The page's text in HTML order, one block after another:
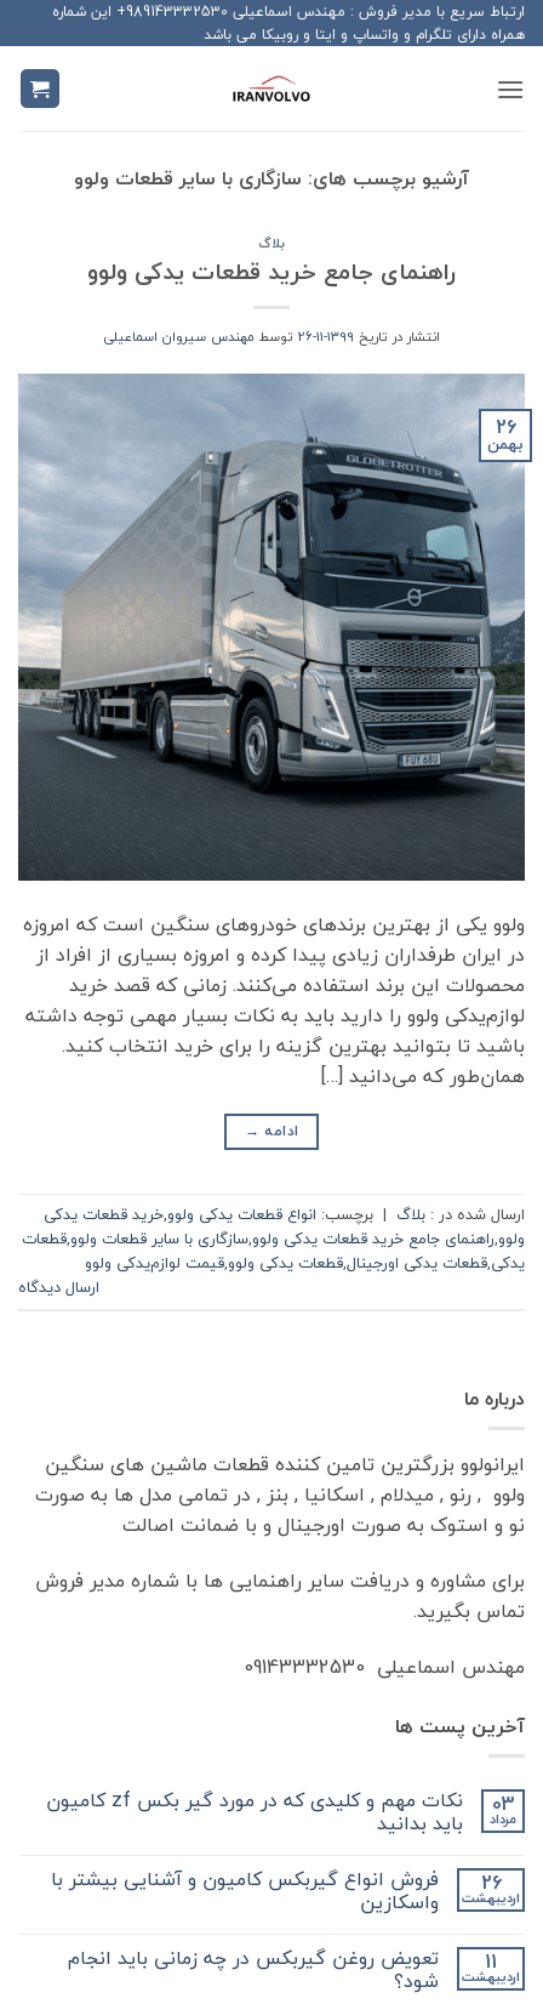
Skip
to
content
ارتباط سریع با مدیر فروش : مهندس اسماعیلی 989143332530+ این شماره
همراه دارای تلگرام و واتساپ و ایتا و روبیکا می باشد
آرشیو برچسب های: سازگاری با سایر قطعات ولوو
بلاگ
راهنمای جامع خرید قطعات یدکی ولوو
انتشار در تاریخ 1399-11-26 توسط مهندس سیروان اسماعیلی
26
بهمن
ولوو یکی از بهترین برندهای خودروهای سنگین است که امروزه
در ایران طرفداران زیادی پیدا کرده و امروزه بسیاری از افراد از
محصولات این برند استفاده می‌کنند. زمانی که قصد خرید
لوازم‌یدکی ولوو را دارید باید به نکات بسیار مهمی توجه داشته
باشید تا بتوانید بهترین گزینه را برای خرید انتخاب کنید.
همان‌طور که می‌دانید […]
ادامه →
ارسال شده در : بلاگ | برچسب: انواع قطعات یدکی ولوو,خرید قطعات یدکی
ولوو,راهنمای جامع خرید قطعات یدکی ولوو,سازگاری با سایر قطعات ولوو,قطعات
یدکی,قطعات یدکی اورجینال,قطعات یدکی ولوو,قیمت لوازم‌یدکی ولوو
ارسال دیدگاه
درباره ما
ایرانولوو بزرگترین تامین کننده قطعات ماشین های سنگین
ولوو , رنو , میدلام , اسکانیا , بنز , در تمامی مدل ها به صورت
نو و استوک به صورت اورجینال و با ضمانت اصالت
برای مشاوره و دریافت سایر راهنمایی ها با شماره مدیر فروش
تماس بگیرید.
مهندس اسماعیلی 09143332530
آخرین پست ها
03
مرداد
نکات مهم و کلیدی که در مورد گیر بکس zf کامیون
باید بدانید
دیدگاهی
نکات
مهم
کلیدی
در
مورد
نشده 26
اردیبهشت
فروش انواع گیربکس کامیون و آشنایی بیشتر با
واسکازین
برای
فروش
انواع
ثبت
نشده 11
اردیبهشت
تعویض روغن گیربکس در چه زمانی باید انجام
شود؟